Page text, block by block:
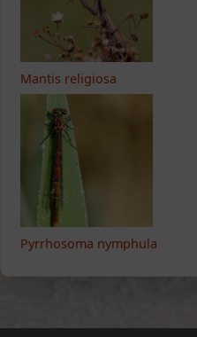
Mantis religiosa
Pyrrhosoma nymphula